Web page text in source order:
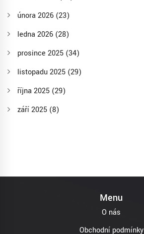
února 2026 (23)
ledna 2026 (28)
prosince 2025 (34)
listopadu 2025 (29)
října 2025 (29)
září 2025 (8)
Menu
O nás
Obchodní podmínky